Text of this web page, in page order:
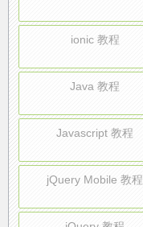
ionic 教程
Java 教程
Javascript 教程
jQuery Mobile 教程